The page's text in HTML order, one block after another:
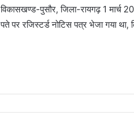
विकासखण्ड-पुसौर, जिला-रायगढ़ 1 मार्च
पते पर रजिस्टर्ड नोटिस पत्र भेजा गया